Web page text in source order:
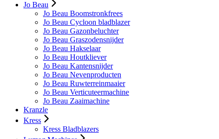
Jo Beau
Jo Beau Boomstronkfrees
Jo Beau Cycloon bladblazer
Jo Beau Gazonbeluchter
Jo Beau Graszodensnijder
Jo Beau Hakselaar
Jo Beau Houtkliever
Jo Beau Kantensnijder
Jo Beau Nevenproducten
Jo Beau Ruwterreinmaaier
Jo Beau Verticuteermachine
Jo Beau Zaaimachine
Kranzle
Kress
Kress Bladblazers